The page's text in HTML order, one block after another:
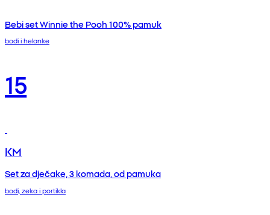
Bebi set Winnie the Pooh 100% pamuk
bodi i helanke
15
KM
Set za dječake, 3 komada, od pamuka
bodi, zeka i portikla